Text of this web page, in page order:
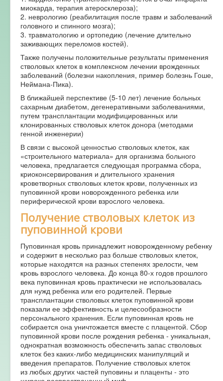
миокарда, терапия атеросклероза);
2. неврологию (реабилитация после травм и заболеваний
головного и спинного мозга);
3. травматологию и ортопедию (лечение длительно
заживающих переломов костей).
Также получены положительные результаты применения
стволовых клеток в комплексном лечении врожденных
заболеваний (болезни накопления, пример болезнь Гоше,
Неймана-Пика).
В ближайшей перспективе (5-10 лет) лечение больных
сахарным диабетом, дегенеративными заболеваниями,
путем трансплантации модифицированных или
клонированных стволовых клеток донора (методами
генной инженерии)
В связи с высокой ценностью стволовых клеток, как
«строительного материала» для организма больного
человека, предлагается следующая программа сбора,
криоконсервирования и длительного хранения
кроветворных стволовых клеток крови, полученных из
пуповинной крови новорожденного ребенка или
периферической крови взрослого человека.
Получение стволовых клеток из
пуповинной крови
Пуповинная кровь принадлежит новорожденному ребенку
и содержит в несколько раз больше стволовых клеток,
которые находятся на разных степенях зрелости, чем
кровь взрослого человека. До конца 80-х годов прошлого
века пуповинная кровь практически не использовалась
для нужд ребенка или его родителей. Первые
трансплантации стволовых клеток пуповинной крови
показали ее эффективность и целесообразности
персонального хранения. Если пуповинная кровь не
собирается она уничтожается вместе с плацентой. Сбор
пуповинной крови после рождения ребенка - уникальная,
однократная возможность обеспечить запас стволовых
клеток без каких-либо медицинских манипуляций и
введения препаратов. Получение стволовых клеток
из любых других частей пуповины и плаценты - это